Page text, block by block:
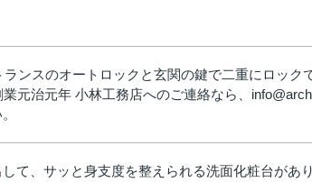
ンスのオートロックと玄関の鍵で二重にロック
元治元年 小林工務店へのご連絡なら、
て、サッと身支度を整えられる洗面化粧台があ